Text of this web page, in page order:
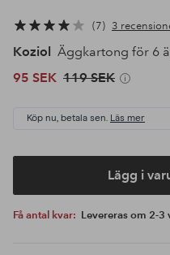
7 3
Koziol
Äggkartong för 6
95 SEK 119 SEK
Köp nu, betala sen. Läs mer
Lägg i
Få antal kvar: Levereras om 2-3